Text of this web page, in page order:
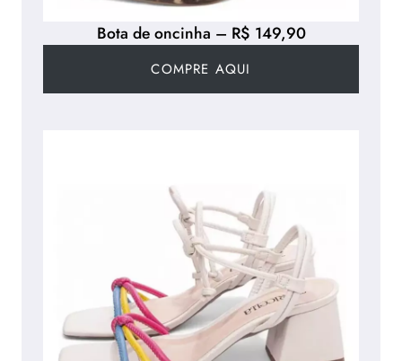
Bota de oncinha – R$ 149,90
COMPRE AQUI